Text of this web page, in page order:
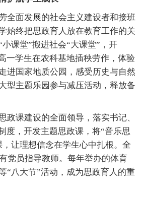
面发展的社会主义建设者和接班
始终把思政育人放在教育工作的关
课堂”搬进社会“大课堂”，开
一学生在农科基地插秧劳作，体验
进国家地质公园，感受历史与自然
型主题乐园参与减压活动，释放备
课建设的全面领导，落实书记、
度，开发主题思政课，将“音乐思
让理想信念在学生心中扎根。全
党员指导教师。每年举办的体育
“八大节”活动，成为思政育人的重